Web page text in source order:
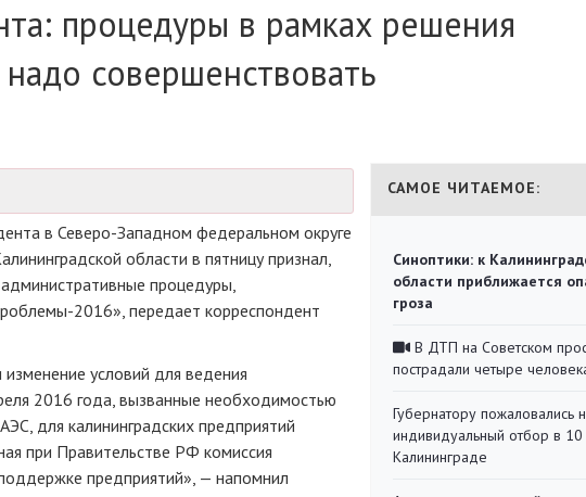
процедуры в рамках решения
совершенствовать
в Северо-Западном федеральном округе
области в пятницу признал,
процедуры,
2016», передает корреспондент
условий для ведения
2016 года, вызванные необходимостью
для калининградских предприятий
при Правительстве РФ комиссия
предприятий», — напомнил
САМОЕ ЧИТАЕМОЕ:
Синоптики: к
области приближается
гроза
В ДТП на Советском
пострадали четыре
Губернатору пожаловались
индивидуальный отбор в 10
Калининграде